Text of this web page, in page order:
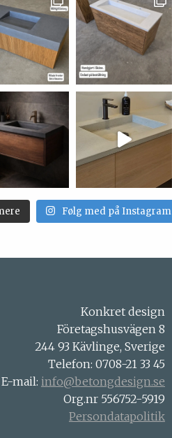
Følg med på Instagram
Konkret design
Företagshusvägen 8
244 93 Kävlinge, Sverige
Telefon: 0708-21 33 45
E-mail: info@betongdesign.se
Org.nr 556752-5919
Persondatapolitik